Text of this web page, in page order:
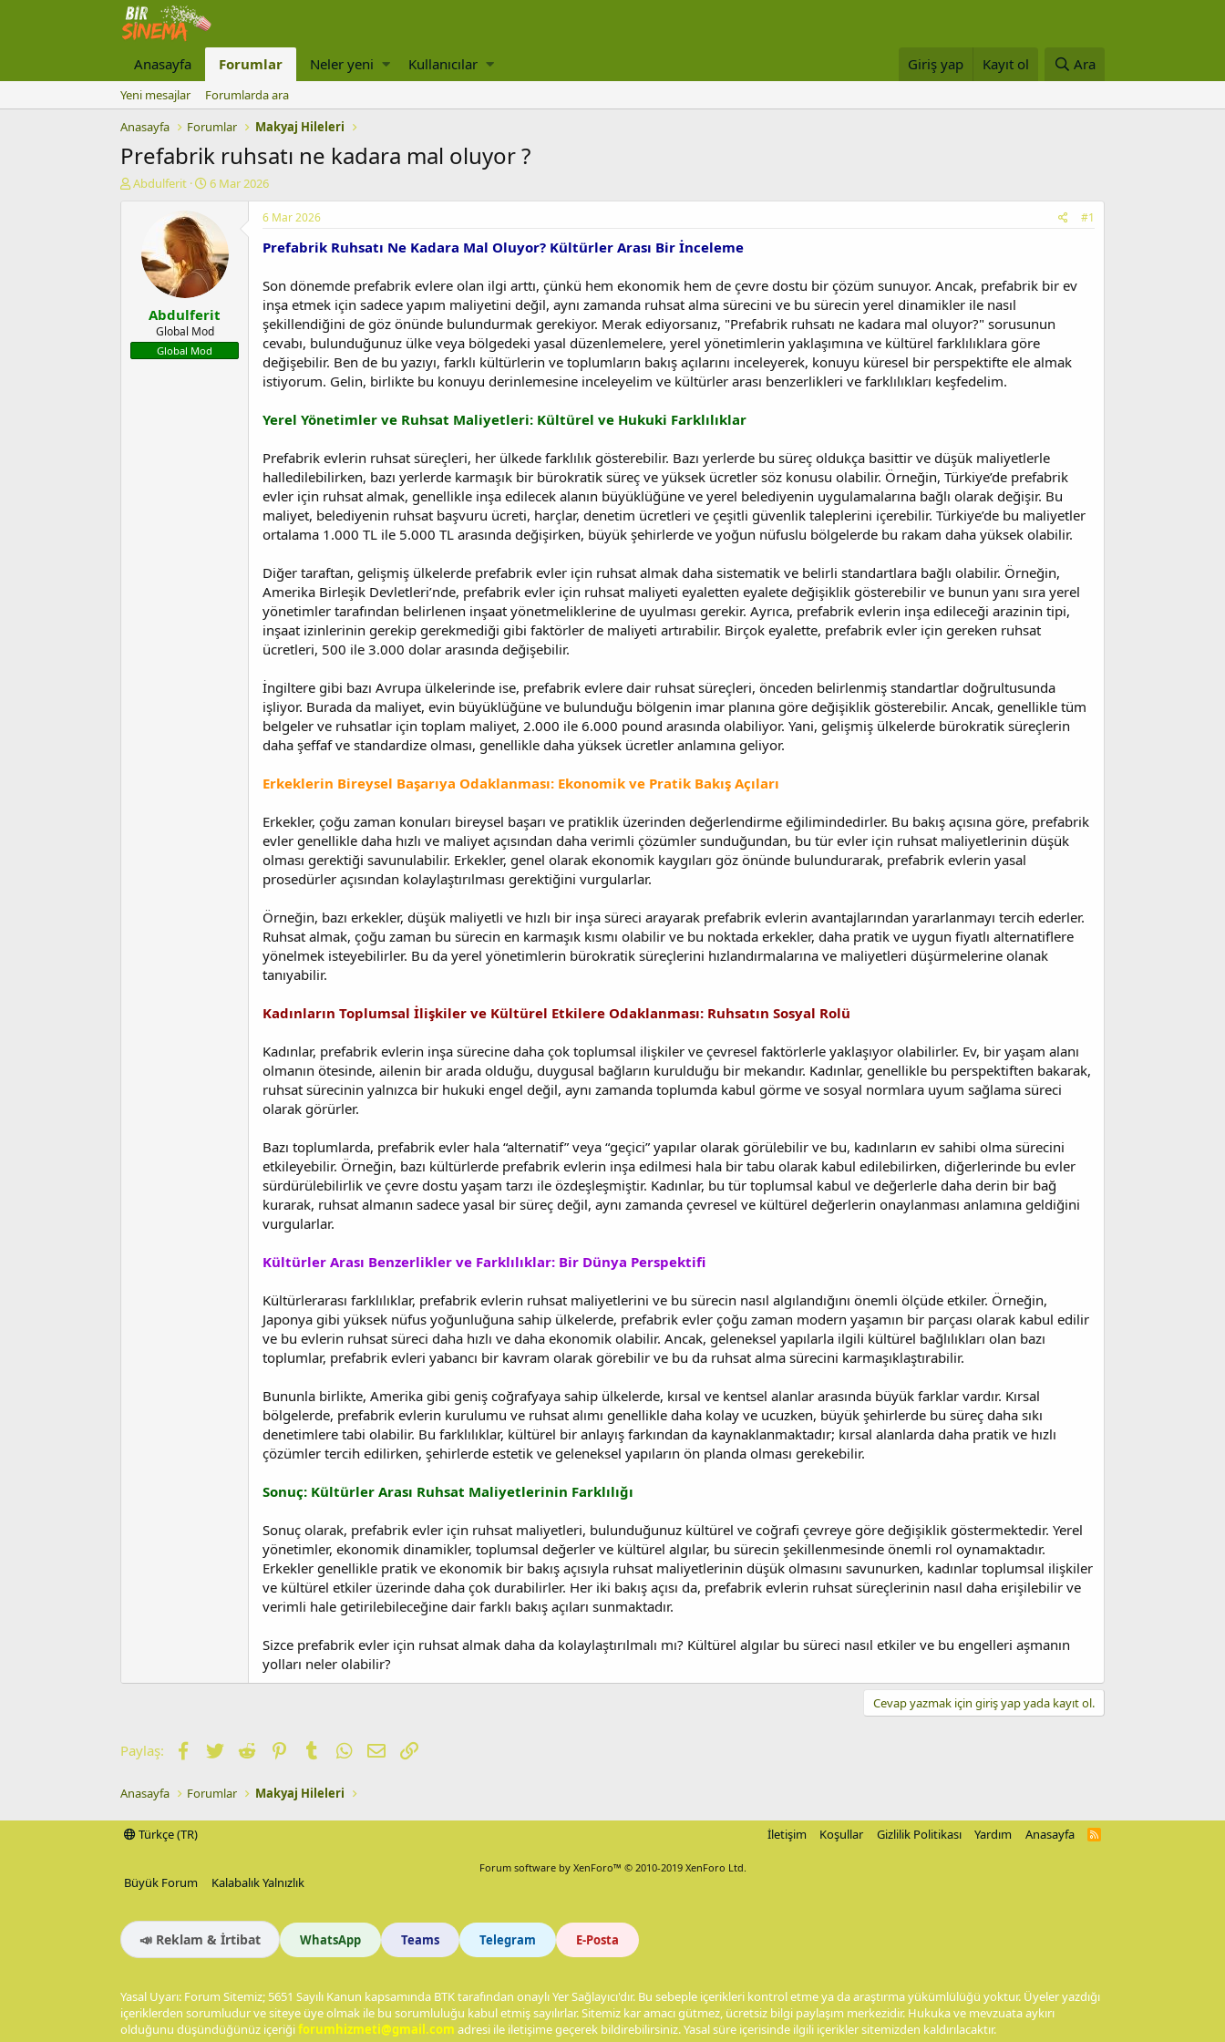
Anasayfa Forumlar Neler yeni Kullanıcılar Giriş yap Kayıt ol Ara
Yeni mesajlar
Forumlarda ara
Anasayfa
Forumlar Makyaj Hileleri
Prefabrik ruhsatı ne kadara mal oluyor ?
K
a
t
Abdulferit
B
a
n
g
ç
t
a
r
6 Mar 2026
Abdulferit
Global Mod
Global Mod
6 Mar 2026 #1
Prefabrik Ruhsatı Ne Kadara Mal Oluyor? Kültürler Arası Bir İnceleme
Son dönemde prefabrik evlere olan ilgi arttı, çünkü hem ekonomik hem de çevre dostu bir çözüm sunuyor. Ancak, prefabrik bir ev
inşa etmek için sadece yapım maliyetini değil, aynı zamanda ruhsat alma sürecini ve bu sürecin yerel dinamikler ile nasıl
şekillendiğini de göz önünde bulundurmak gerekiyor. Merak ediyorsanız, "Prefabrik ruhsatı ne kadara mal oluyor?" sorusunun
cevabı, bulunduğunuz ülke veya bölgedeki yasal düzenlemelere, yerel yönetimlerin yaklaşımına ve kültürel farklılıklara göre
değişebilir. Ben de bu yazıyı, farklı kültürlerin ve toplumların bakış açılarını inceleyerek, konuyu küresel bir perspektifte ele almak
istiyorum. Gelin, birlikte bu konuyu derinlemesine inceleyelim ve kültürler arası benzerlikleri ve farklılıkları keşfedelim.
Yerel Yönetimler ve Ruhsat Maliyetleri: Kültürel ve Hukuki Farklılıklar
Prefabrik evlerin ruhsat süreçleri, her ülkede farklılık gösterebilir. Bazı yerlerde bu süreç oldukça basittir ve düşük maliyetlerle
halledilebilirken, bazı yerlerde karmaşık bir bürokratik süreç ve yüksek ücretler söz konusu olabilir. Örneğin, Türkiye’de prefabrik
evler için ruhsat almak, genellikle inşa edilecek alanın büyüklüğüne ve yerel belediyenin uygulamalarına bağlı olarak değişir. Bu
maliyet, belediyenin ruhsat başvuru ücreti, harçlar, denetim ücretleri ve çeşitli güvenlik taleplerini içerebilir. Türkiye’de bu maliyetler
ortalama 1.000 TL ile 5.000 TL arasında değişirken, büyük şehirlerde ve yoğun nüfuslu bölgelerde bu rakam daha yüksek olabilir.
Diğer taraftan, gelişmiş ülkelerde prefabrik evler için ruhsat almak daha sistematik ve belirli standartlara bağlı olabilir. Örneğin,
Amerika Birleşik Devletleri’nde, prefabrik evler için ruhsat maliyeti eyaletten eyalete değişiklik gösterebilir ve bunun yanı sıra yerel
yönetimler tarafından belirlenen inşaat yönetmeliklerine de uyulması gerekir. Ayrıca, prefabrik evlerin inşa edileceği arazinin tipi,
inşaat izinlerinin gerekip gerekmediği gibi faktörler de maliyeti artırabilir. Birçok eyalette, prefabrik evler için gereken ruhsat
ücretleri, 500 ile 3.000 dolar arasında değişebilir.
İngiltere gibi bazı Avrupa ülkelerinde ise, prefabrik evlere dair ruhsat süreçleri, önceden belirlenmiş standartlar doğrultusunda
işliyor. Burada da maliyet, evin büyüklüğüne ve bulunduğu bölgenin imar planına göre değişiklik gösterebilir. Ancak, genellikle tüm
belgeler ve ruhsatlar için toplam maliyet, 2.000 ile 6.000 pound arasında olabiliyor. Yani, gelişmiş ülkelerde bürokratik süreçlerin
daha şeffaf ve standardize olması, genellikle daha yüksek ücretler anlamına geliyor.
Erkeklerin Bireysel Başarıya Odaklanması: Ekonomik ve Pratik Bakış Açıları
Erkekler, çoğu zaman konuları bireysel başarı ve pratiklik üzerinden değerlendirme eğilimindedirler. Bu bakış açısına göre, prefabrik
evler genellikle daha hızlı ve maliyet açısından daha verimli çözümler sunduğundan, bu tür evler için ruhsat maliyetlerinin düşük
olması gerektiği savunulabilir. Erkekler, genel olarak ekonomik kaygıları göz önünde bulundurarak, prefabrik evlerin yasal
prosedürler açısından kolaylaştırılması gerektiğini vurgularlar.
Örneğin, bazı erkekler, düşük maliyetli ve hızlı bir inşa süreci arayarak prefabrik evlerin avantajlarından yararlanmayı tercih ederler.
Ruhsat almak, çoğu zaman bu sürecin en karmaşık kısmı olabilir ve bu noktada erkekler, daha pratik ve uygun fiyatlı alternatiflere
yönelmek isteyebilirler. Bu da yerel yönetimlerin bürokratik süreçlerini hızlandırmalarına ve maliyetleri düşürmelerine olanak
tanıyabilir.
Kadınların Toplumsal İlişkiler ve Kültürel Etkilere Odaklanması: Ruhsatın Sosyal Rolü
Kadınlar, prefabrik evlerin inşa sürecine daha çok toplumsal ilişkiler ve çevresel faktörlerle yaklaşıyor olabilirler. Ev, bir yaşam alanı
olmanın ötesinde, ailenin bir arada olduğu, duygusal bağların kurulduğu bir mekandır. Kadınlar, genellikle bu perspektiften bakarak,
ruhsat sürecinin yalnızca bir hukuki engel değil, aynı zamanda toplumda kabul görme ve sosyal normlara uyum sağlama süreci
olarak görürler.
Bazı toplumlarda, prefabrik evler hala “alternatif” veya “geçici” yapılar olarak görülebilir ve bu, kadınların ev sahibi olma sürecini
etkileyebilir. Örneğin, bazı kültürlerde prefabrik evlerin inşa edilmesi hala bir tabu olarak kabul edilebilirken, diğerlerinde bu evler
sürdürülebilirlik ve çevre dostu yaşam tarzı ile özdeşleşmiştir. Kadınlar, bu tür toplumsal kabul ve değerlerle daha derin bir bağ
kurarak, ruhsat almanın sadece yasal bir süreç değil, aynı zamanda çevresel ve kültürel değerlerin onaylanması anlamına geldiğini
vurgularlar.
Kültürler Arası Benzerlikler ve Farklılıklar: Bir Dünya Perspektifi
Kültürlerarası farklılıklar, prefabrik evlerin ruhsat maliyetlerini ve bu sürecin nasıl algılandığını önemli ölçüde etkiler. Örneğin,
Japonya gibi yüksek nüfus yoğunluğuna sahip ülkelerde, prefabrik evler çoğu zaman modern yaşamın bir parçası olarak kabul edilir
ve bu evlerin ruhsat süreci daha hızlı ve daha ekonomik olabilir. Ancak, geleneksel yapılarla ilgili kültürel bağlılıkları olan bazı
toplumlar, prefabrik evleri yabancı bir kavram olarak görebilir ve bu da ruhsat alma sürecini karmaşıklaştırabilir.
Bununla birlikte, Amerika gibi geniş coğrafyaya sahip ülkelerde, kırsal ve kentsel alanlar arasında büyük farklar vardır. Kırsal
bölgelerde, prefabrik evlerin kurulumu ve ruhsat alımı genellikle daha kolay ve ucuzken, büyük şehirlerde bu süreç daha sıkı
denetimlere tabi olabilir. Bu farklılıklar, kültürel bir anlayış farkından da kaynaklanmaktadır; kırsal alanlarda daha pratik ve hızlı
çözümler tercih edilirken, şehirlerde estetik ve geleneksel yapıların ön planda olması gerekebilir.
Sonuç: Kültürler Arası Ruhsat Maliyetlerinin Farklılığı
Sonuç olarak, prefabrik evler için ruhsat maliyetleri, bulunduğunuz kültürel ve coğrafi çevreye göre değişiklik göstermektedir. Yerel
yönetimler, ekonomik dinamikler, toplumsal değerler ve kültürel algılar, bu sürecin şekillenmesinde önemli rol oynamaktadır.
Erkekler genellikle pratik ve ekonomik bir bakış açısıyla ruhsat maliyetlerinin düşük olmasını savunurken, kadınlar toplumsal ilişkiler
ve kültürel etkiler üzerinde daha çok durabilirler. Her iki bakış açısı da, prefabrik evlerin ruhsat süreçlerinin nasıl daha erişilebilir ve
verimli hale getirilebileceğine dair farklı bakış açıları sunmaktadır.
Sizce prefabrik evler için ruhsat almak daha da kolaylaştırılmalı mı? Kültürel algılar bu süreci nasıl etkiler ve bu engelleri aşmanın
yolları neler olabilir?
Cevap yazmak için giriş yap yada kayıt ol.
Paylaş: Facebook
TwitterReddit PinterestTumblrWhatsApp
E-postaLink
Anasayfa Forumlar Makyaj Hileleri
Türkçe (TR) İletişim Koşullar Gizlilik Politikası Yardım Anasayfa
R
Forum software by XenForo™ © 2010-2019 XenForo Ltd.
Büyük Forum Kalabalık Yalnızlık
📣 Reklam & İrtibat WhatsApp Teams Telegram E-Posta
Yasal Uyarı: Forum Sitemiz; 5651 Sayılı Kanun kapsamında BTK tarafından onaylı Yer Sağlayıcı'dır. Bu sebeple içerikleri kontrol etme ya da araştırma yükümlülüğü yoktur. Üyeler yazdığı
içeriklerden sorumludur ve siteye üye olmak ile bu sorumluluğu kabul etmiş sayılırlar. Sitemiz kar amacı gütmez, ücretsiz bilgi paylaşım merkezidir. Hukuka ve mevzuata aykırı
olduğunu düşündüğünüz içeriğiforumhizmeti@gmail.com adresi ile iletişime geçerek bildirebilirsiniz. Yasal süre içerisinde ilgili içerikler sitemizden kaldırılacaktır.